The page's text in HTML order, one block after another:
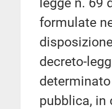
formulate
decreto-
pubblica, in